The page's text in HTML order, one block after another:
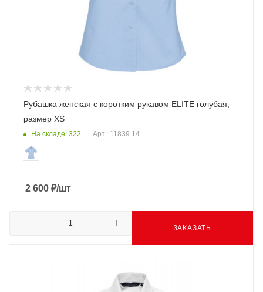
Рубашка женская с коротким рукавом ELITE голубая,
размер XS
На складе: 322 Арт.: 11839.14
2 600 ₽/шт
ЗАКАЗАТЬ